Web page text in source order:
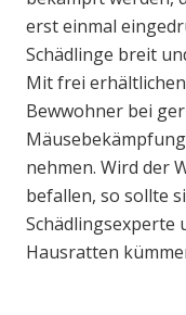
erst einmal
Schädlinge breit
Mit frei
Bewwohner bei
nehmen. Wird der
befallen, so sollte
Schädlingsexperte
Hausratten